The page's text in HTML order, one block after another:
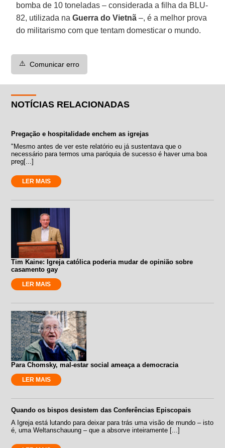
bomba de 10 toneladas – considerada a filha da BLU-
82, utilizada naGuerra do Vietnã –, é a melhor prova
do militarismo com que tentam domesticar o mundo.
⚠️ Comunicar erro
NOTÍCIAS RELACIONADAS
Pregação e hospitalidade enchem as igrejas
"Mesmo antes de ver este relatório eu já sustentava que o
necessário para termos uma paróquia de sucesso é haver uma boa
preg[...]
LER MAIS
Tim Kaine: Igreja católica poderia mudar de opinião sobre
casamento gay
LER MAIS
Para Chomsky, mal-estar social ameaça a democracia
LER MAIS
Quando os bispos desistem das Conferências Episcopais
A Igreja está lutando para deixar para trás uma visão de mundo – isto
é, uma Weltanschauung – que a absorve inteiramente [...]